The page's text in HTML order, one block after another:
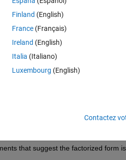
i))))
that suggest the factorized form
Finland (English)
France (Français)
Ireland (English)
Italia (Italiano)
Luxembourg (English)
Contactez